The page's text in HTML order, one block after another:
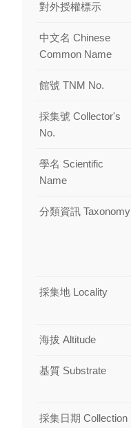
對外授權標示
中文名 Chinese
Common Name
館號 TNM No.
採集號 Collector's
No.
學名 Scientific
Name
分類資訊 Taxonomy
採集地 Locality
海拔 Altitude
基質 Substrate
採集日期 Collection